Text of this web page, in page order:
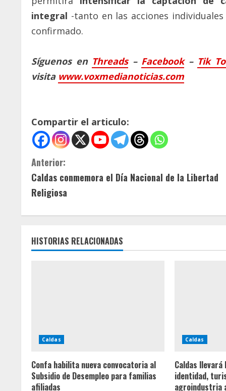
integral -tanto en las acciones
confirmado.
Síguenos en Threads– Facebook– Tik
visita www.voxmedianoticias.com
Compartir el articulo:
S
i
e
n
d
Anterior:
Caldas conmemora el Día Nacional de la Libertad
Religiosa
HISTORIAS RELACIONADAS
Caldas
Confa habilita nueva convocatoria al
Subsidio de Desempleo para familias
afiliadas
Caldas
Caldas llevará
identidad,
agroindustria